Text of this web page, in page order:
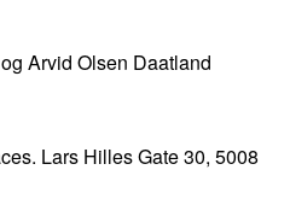
Arvid Olsen Daatland
Lars Hilles Gate 30, 5008